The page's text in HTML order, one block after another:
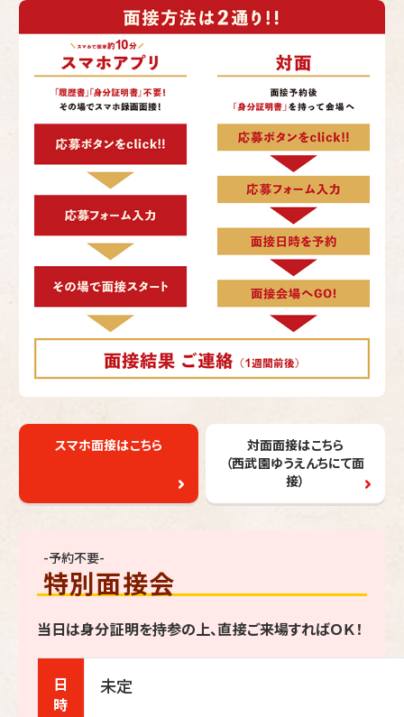
スマホ面接はこちら
対面面接はこちら
（西武園ゆうえんちにて面
接）
-予約不要-
特別面接会
当日は身分証明を持参の上、直接ご来場すればＯＫ！
日
時
未定